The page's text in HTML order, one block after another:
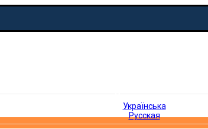
Українська
Русская